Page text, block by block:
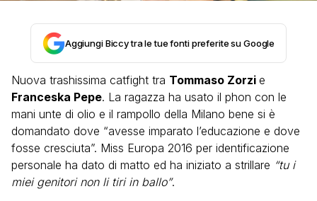
Aggiungi Biccy tra le tue fonti preferite su Google
Nuova trashissima catfight tra Tommaso Zorzi e
Franceska Pepe. La ragazza ha usato il phon con le
mani unte di olio e il rampollo della Milano bene si è
domandato dove “avesse imparato l’educazione e dove
fosse cresciuta”. Miss Europa 2016 per identificazione
personale ha dato di matto ed ha iniziato a strillare “tu i
miei genitori non li tiri in ballo”.